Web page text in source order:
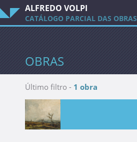
ALFREDO VOLPI
CATÁLOGO PARCIAL DAS OBRAS
OBRAS
Último filtro - 1 obra